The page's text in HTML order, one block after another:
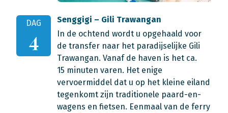
DAG
4
Senggigi – Gili Trawangan
In de ochtend wordt u opgehaald voor
de transfer naar het paradijselijke Gili
Trawangan. Vanaf de haven is het ca.
15 minuten varen. Het enige
vervoermiddel dat u op het kleine eiland
tegenkomt zijn traditionele paard-en-
wagens en fietsen. Eenmaal van de ferry